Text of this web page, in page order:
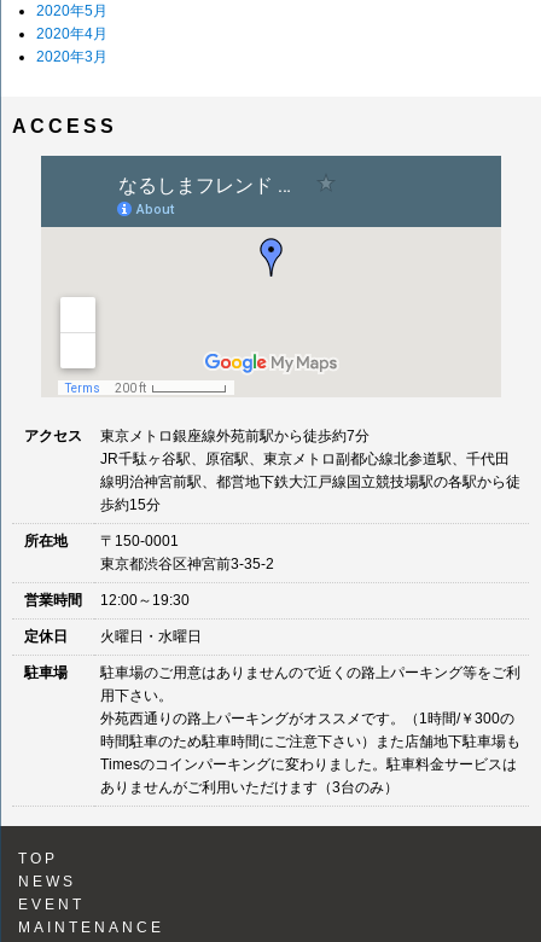
2020年5月
2020年4月
2020年3月
ACCESS
アクセス
東京メトロ銀座線外苑前駅から徒歩約7分
JR千駄ヶ谷駅、原宿駅、東京メトロ副都心線北参道駅、千代田
線明治神宮前駅、都営地下鉄大江戸線国立競技場駅の各駅から徒
歩約15分
所在地
〒150-0001
東京都渋谷区神宮前3-35-2
営業時間 12:00～19:30
定休日 火曜日・水曜日
駐車場
駐車場のご用意はありませんので近くの路上パーキング等をご利
用下さい。
外苑西通りの路上パーキングがオススメです。（1時間/￥300の
時間駐車のため駐車時間にご注意下さい）また店舗地下駐車場も
Timesのコインパーキングに変わりました。駐車料金サービスは
ありませんがご利用いただけます（3台のみ）
TOP
NEWS
EVENT
MAINTENANCE